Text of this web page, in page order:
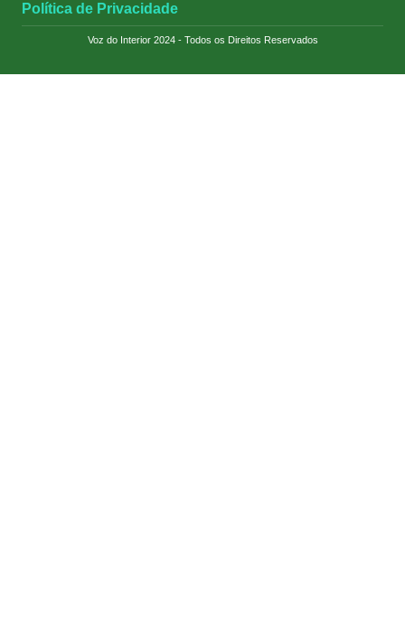
Política de Privacidade
Voz do Interior 2024 - Todos os Direitos Reservados